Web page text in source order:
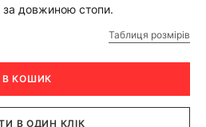
за довжиною стопи.
Таблиця розмірів
В КОШИК
В ОДИН КЛІК